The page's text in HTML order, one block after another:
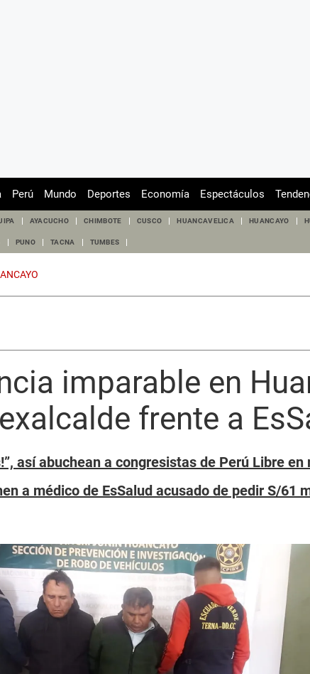
Perú Mundo Deportes Economía Espectáculos
AYACUCHO CHIMBOTE CUSCO HUANCAVELICA HUANCAYO
PUNO TACNA TUMBES
imparable en
frente a
así abuchean a congresistas de Perú Libre
a médico de EsSalud acusado de pedir S/61